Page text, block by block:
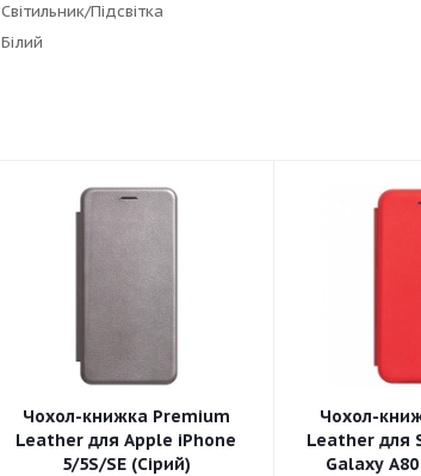
Світильник/Підсвітка
Білий
Чохол-книжка Premium
Leather для Apple iPhone
5/5S/SE (Сірий)
Чохол-
Leather для
Galaxy